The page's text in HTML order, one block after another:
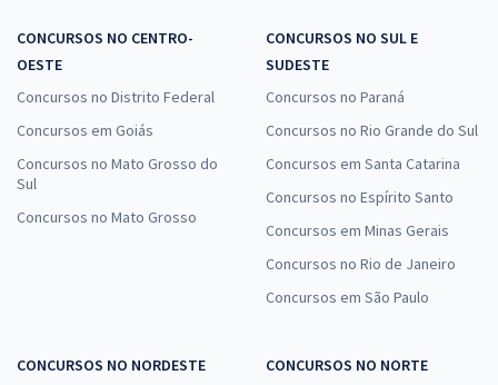
CONCURSOS NO CENTRO-
OESTE
Concursos no Distrito Federal
Concursos em Goiás
Concursos no Mato Grosso do
Sul
Concursos no Mato Grosso
CONCURSOS NO SUL E
SUDESTE
Concursos no Paraná
Concursos no Rio Grande do Sul
Concursos em Santa Catarina
Concursos no Espírito Santo
Concursos em Minas Gerais
Concursos no Rio de Janeiro
Concursos em São Paulo
CONCURSOS NO NORDESTE
CONCURSOS NO NORTE